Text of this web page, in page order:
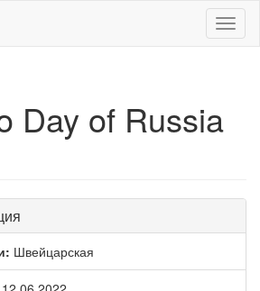
Day of Russia
Швейцарская